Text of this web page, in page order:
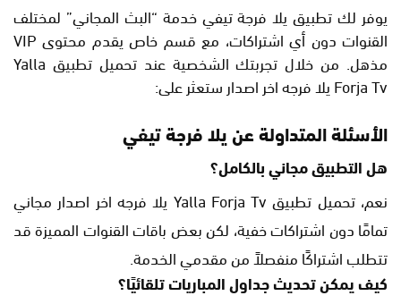
يوفر لك تطبيق يلا فرجة تيفي خدمة “البث المجاني” لمختلف
القنوات دون أي اشتراكات، مع قسم خاص يقدم محتوى VIP
مذهل. من خلال تجربتك الشخصية عند تحميل تطبيق Yalla
Forja Tv يلا فرجه اخر اصدار ستعثر على:
الأسئلة المتداولة عن يلا فرجة تيفي
هل التطبيق مجاني بالكامل؟
نعم، تحميل تطبيق Yalla Forja Tv يلا فرجه اخر اصدار مجاني
تمامًا دون اشتراكات خفية، لكن بعض باقات القنوات المميزة قد
تتطلب اشتراكًا منفصلاً من مقدمي الخدمة.
كيف يمكن تحديث جداول المباريات تلقائيًا؟